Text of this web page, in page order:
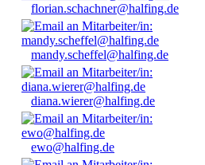
florian.schachner@halfing.de
mandy.scheffel@halfing.de
diana.wierer@halfing.de
ewo@halfing.de